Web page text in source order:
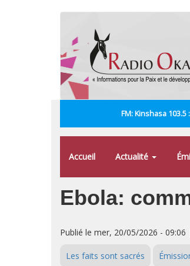
FM: Kinshasa 103.5
Accueil Actualité
Ebola:
Publié le mer, 20/05/2026 -
Les faits sont sacrés